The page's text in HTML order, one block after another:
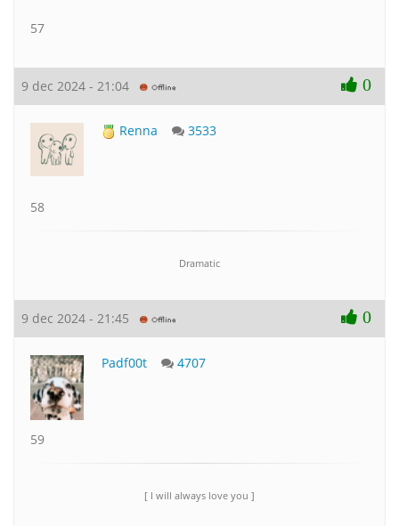
57
9 dec 2024 - 21:04 0
Renna 3533
58
Dramatic
9 dec 2024 - 21:45 0
Padf00t 4707
59
[ I will always love you ]